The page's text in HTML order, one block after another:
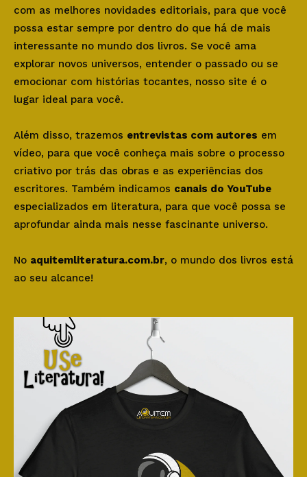
com as melhores novidades editoriais, para que você
possa estar sempre por dentro do que há de mais
interessante no mundo dos livros. Se você ama
explorar novos universos, entender o passado ou se
emocionar com histórias tocantes, nosso site é o
lugar ideal para você.
Além disso, trazemos entrevistas com autores em
vídeo, para que você conheça mais sobre o processo
criativo por trás das obras e as experiências dos
escritores. Também indicamos canais do YouTube
especializados em literatura, para que você possa se
aprofundar ainda mais nesse fascinante universo.
No aquitemliteratura.com.br, o mundo dos livros está
ao seu alcance!